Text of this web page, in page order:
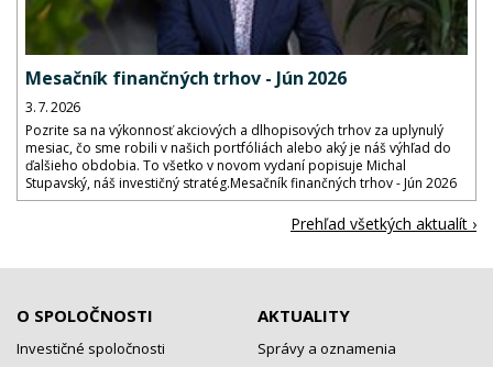
Mesačník finančných trhov - Jún 2026
3. 7. 2026
Pozrite sa na výkonnosť akciových a dlhopisových trhov za uplynulý
mesiac, čo sme robili v našich portfóliách alebo aký je náš výhľad do
ďalšieho obdobia. To všetko v novom vydaní popisuje Michal
Stupavský, náš investičný stratég.Mesačník finančných trhov - Jún 2026
Prehľad všetkých aktualít ›
O SPOLOČNOSTI
Investičné spoločnosti
AKTUALITY
Správy a oznamenia